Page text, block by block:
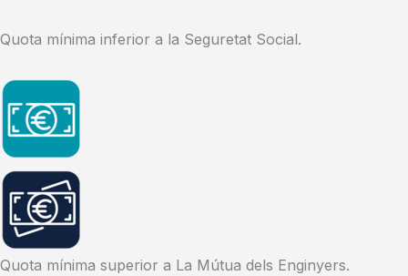
Quota mínima inferior a la Seguretat Social.
Quota mínima superior a La Mútua dels Enginyers.